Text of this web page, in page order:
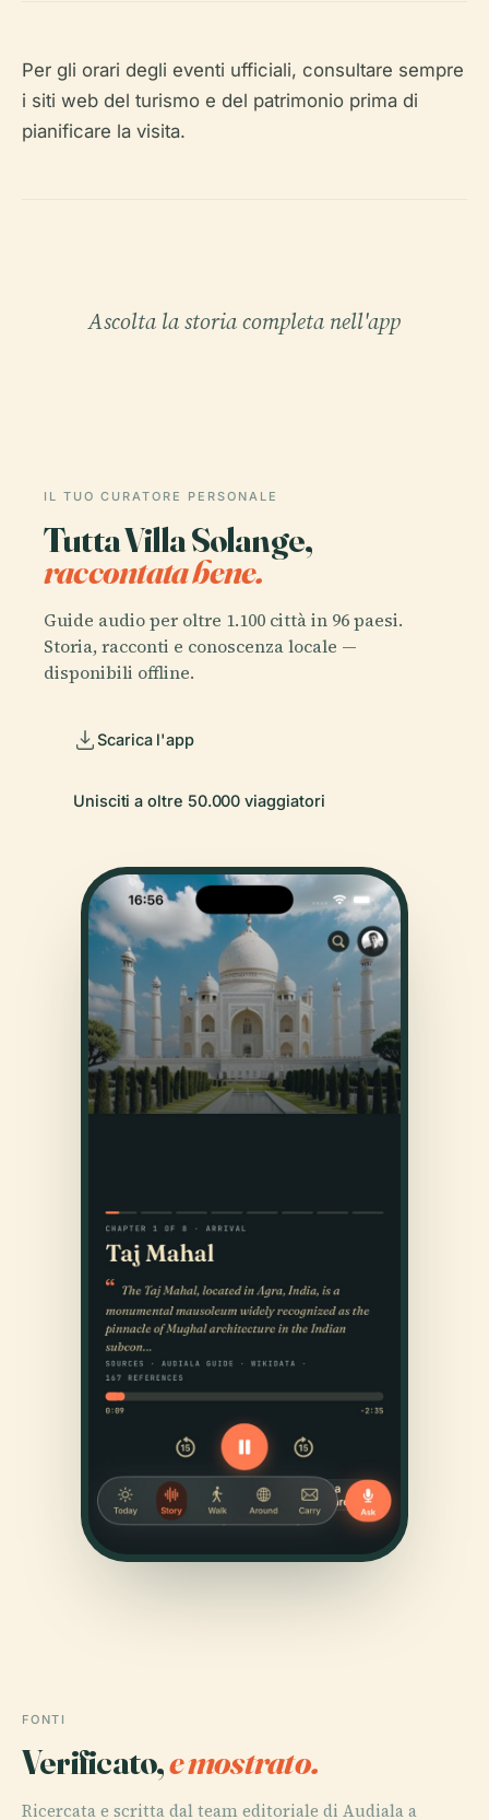
Per gli orari degli eventi ufficiali, consultare sempre
i siti web del turismo e del patrimonio prima di
pianificare la visita.
Ascolta la storia completa nell'app
IL TUO CURATORE PERSONALE
Tutta Villa Solange,
raccontata bene.
Guide audio per oltre 1.100 città in 96 paesi.
Storia, racconti e conoscenza locale —
disponibili offline.
Scarica l'app
Unisciti a oltre 50.000 viaggiatori
FONTI
Verificato,e mostrato.
Ricercata e scritta dal team editoriale di Audiala a